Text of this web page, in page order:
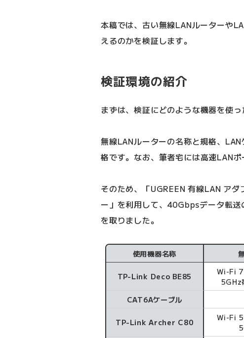
本稿では、古い無線LANルーターや
えるのかを検証します。
検証環境の紹介
まずは、検証にどのような機器を使っ
無線LANルーターの名称と規格、
格です。なお、筆者宅には高速LAN
そのため、「UGREEN 有線LAN ア
ー」を利用して、40Gbpsデータ転
を取りました。
使用機器名称
TP-Link Deco BE85
Wi-Fi
5GHz
CAT6Aケーブル
TP-Link Archer C80
Wi-Fi